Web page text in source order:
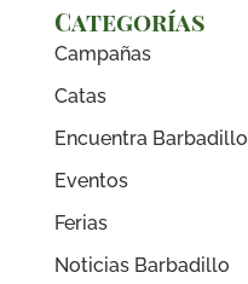
Categorías
Campañas
Catas
Encuentra Barbadillo
Eventos
Ferias
Noticias Barbadillo